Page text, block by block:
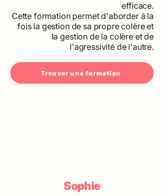
efficace.
Cette formation permet d'aborder à la
fois la gestion de sa propre colère et
la gestion de la colère et de
l'agressivité de l'autre.
Trouver une formation
Sophie